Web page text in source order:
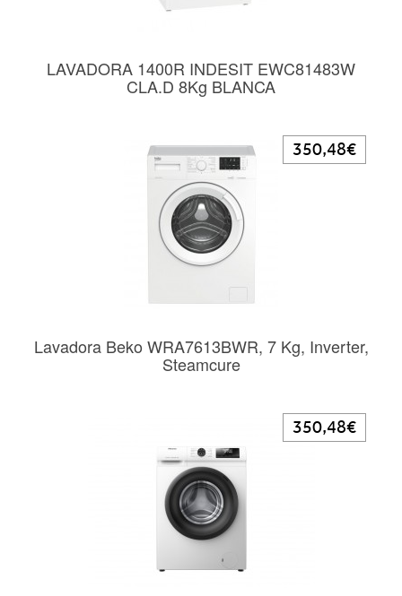
LAVADORA 1400R INDESIT EWC81483W
CLA.D 8Kg BLANCA
Lavadora Beko WRA7613BWR, 7 Kg, Inverter,
Steamcure
350,48€
350,48€